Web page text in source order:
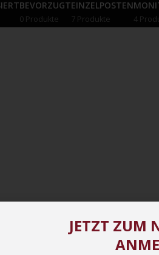
BEVORZUGT
0 Produkte
EINZELPOSTEN
7 Produkte 4
JETZT ZUM